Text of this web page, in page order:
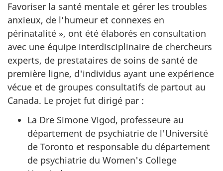
Favoriser la santé mentale et gérer les troubles
anxieux, de l’humeur et connexes en
périnatalité », ont été élaborés en consultation
avec une équipe interdisciplinaire de chercheurs
experts, de prestataires de soins de santé de
première ligne, d'individus ayant une expérience
vécue et de groupes consultatifs de partout au
Canada. Le projet fut dirigé par :
La Dre Simone Vigod, professeure au
département de psychiatrie de l'Université
de Toronto et responsable du département
de psychiatrie du Women's College